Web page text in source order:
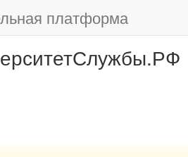
платформа